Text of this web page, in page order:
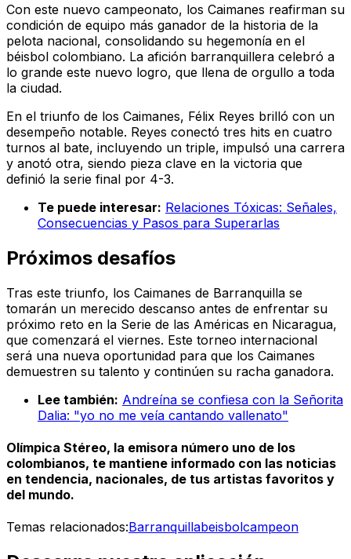
Con este nuevo campeonato, los Caimanes reafirman su
condición de equipo más ganador de la historia de la
pelota nacional, consolidando su hegemonía en el
béisbol colombiano. La afición barranquillera celebró a
lo grande este nuevo logro, que llena de orgullo a toda
la ciudad.
En el triunfo de los Caimanes, Félix Reyes brilló con un
desempeño notable. Reyes conectó tres hits en cuatro
turnos al bate, incluyendo un triple, impulsó una carrera
y anotó otra, siendo pieza clave en la victoria que
definió la serie final por 4-3.
Te puede interesar: Relaciones Tóxicas: Señales,
Consecuencias y Pasos para Superarlas
Próximos desafíos
Tras este triunfo, los Caimanes de Barranquilla se
tomarán un merecido descanso antes de enfrentar su
próximo reto en la Serie de las Américas en Nicaragua,
que comenzará el viernes. Este torneo internacional
será una nueva oportunidad para que los Caimanes
demuestren su talento y continúen su racha ganadora.
Lee también: Andreína se confiesa con la Señorita
Dalia: "yo no me veía cantando vallenato"
Olímpica Stéreo, la emisora número uno de los
colombianos, te mantiene informado con las noticias
en tendencia, nacionales, de tus artistas favoritos y
del mundo.
Temas relacionados:Barranquillabeisbolcampeon